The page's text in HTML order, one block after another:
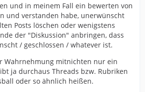
und in meinem Fall ein bewerten von
und verstanden habe, unerwünscht
Posts löschen oder wenigstens
der "Diskussion" anbringen, dass
/ geschlossen / whatever ist.
Wahrnehmung mitnichten nur ein
ja durchaus Threads bzw. Rubriken
oder so ähnlich heißen.